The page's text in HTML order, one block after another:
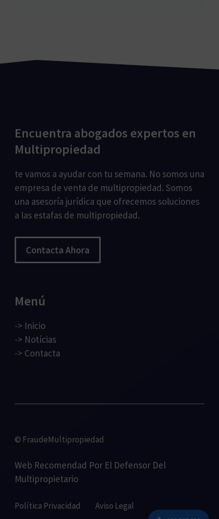
Encuentra abogados expertos en
Multipropiedad
te vamos a ayudar con tu semana. No somos una
empresa de venta de multipropiedad. Somos
una asesoría jurídica que ofrecemos soluciones
a las estafas de multipropiedad.
Contacta Ahora
Menú
-> Inicio
-> Notícias
-> Contacta
© FraudeMultipropiedad
Web Recomendad Por El Defensor Del
Multipropietario
Política Privacidad Aviso Legal